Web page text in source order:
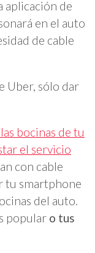
aplicación de
en el auto
de cable
Uber, sólo dar
bocinas de tu
el servicio
con cable
tu smartphone
del auto.
popular o tus